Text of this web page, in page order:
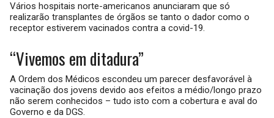
Vários hospitais norte-americanos anunciaram que só
realizarão transplantes de órgãos se tanto o dador como o
receptor estiverem vacinados contra a covid-19.
“Vivemos em ditadura”
A Ordem dos Médicos escondeu um parecer desfavorável à
vacinação dos jovens devido aos efeitos a médio/longo prazo
não serem conhecidos – tudo isto com a cobertura e aval do
Governo e da DGS.